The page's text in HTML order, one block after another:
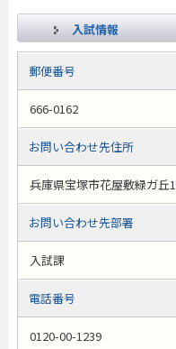
入試情報
郵便番号
666-0162
お問い合わせ先住所
兵庫県宝塚市花屋敷緑ガ丘1
お問い合わせ先部署
入試課
電話番号
0120-00-1239